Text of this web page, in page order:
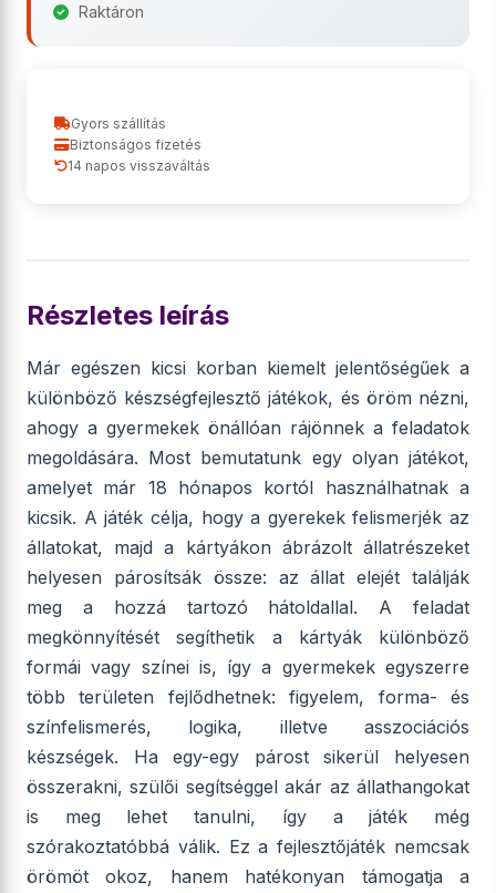
Raktáron
Gyors szállítás
Biztonságos fizetés
14 napos visszaváltás
Részletes leírás
Már egészen kicsi korban kiemelt jelentőségűek a
különböző készségfejlesztő játékok, és öröm nézni,
ahogy a gyermekek önállóan rájönnek a feladatok
megoldására. Most bemutatunk egy olyan játékot,
amelyet már 18 hónapos kortól használhatnak a
kicsik. A játék célja, hogy a gyerekek felismerjék az
állatokat, majd a kártyákon ábrázolt állatrészeket
helyesen párosítsák össze: az állat elejét találják
meg a hozzá tartozó hátoldallal. A feladat
megkönnyítését segíthetik a kártyák különböző
formái vagy színei is, így a gyermekek egyszerre
több területen fejlődhetnek: figyelem, forma- és
színfelismerés, logika, illetve asszociációs
készségek. Ha egy-egy párost sikerül helyesen
összerakni, szülői segítséggel akár az állathangokat
is meg lehet tanulni, így a játék még
szórakoztatóbbá válik. Ez a fejlesztőjáték nemcsak
örömöt okoz, hanem hatékonyan támogatja a